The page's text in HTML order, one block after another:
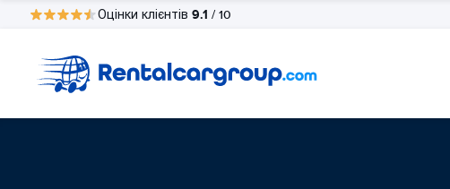
Оцінки клієнтів 9.1 / 10